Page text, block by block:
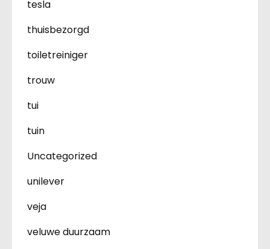
tesla
thuisbezorgd
toiletreiniger
trouw
tui
tuin
Uncategorized
unilever
veja
veluwe duurzaam